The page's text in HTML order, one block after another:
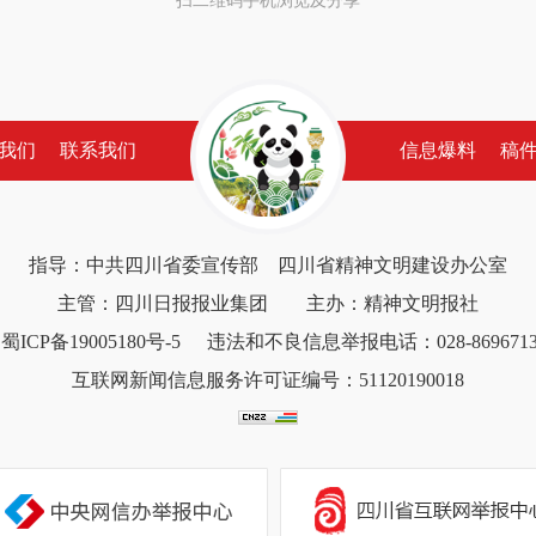
们 联系我们 信息爆料 稿
指导：中共四川省委宣传部 四川省精神文明建设办公室
主管：四川日报报业集团 主办：精神文明报社
蜀ICP备19005180号-5
违法和不良信息举报电话：028-
互联网新闻信息服务许可证编号：51120190018